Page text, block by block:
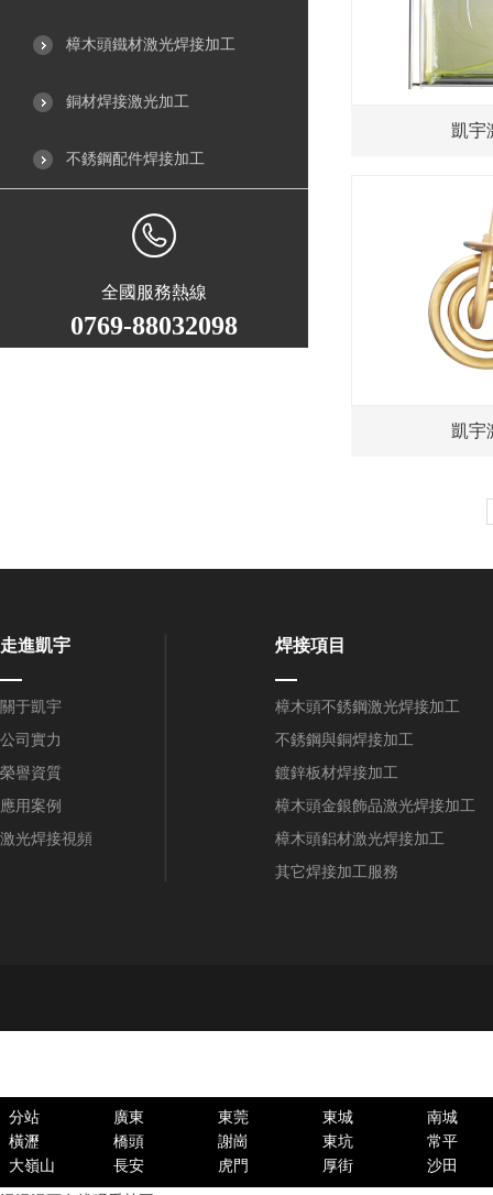
樟木頭鐵材激光焊接加工
銅材焊接激光加工
不銹鋼配件焊接加工
全國服務熱線
0769-88032098
凱宇
凱宇
走進凱宇
關于凱宇
公司實力
榮譽資質
應用案例
激光焊接視頻
焊接項目
樟木頭不銹鋼激光焊接加工
不銹鋼與銅焊接加工
鍍鋅板材焊接加工
樟木頭金銀飾品激光焊接加工
樟木頭鋁材激光焊接加工
其它焊接加工服務
分站 廣東 東莞 東城
南城
橫瀝
橋頭 謝崗 東坑
常平
大嶺山
長安 虎門 厚街 沙田